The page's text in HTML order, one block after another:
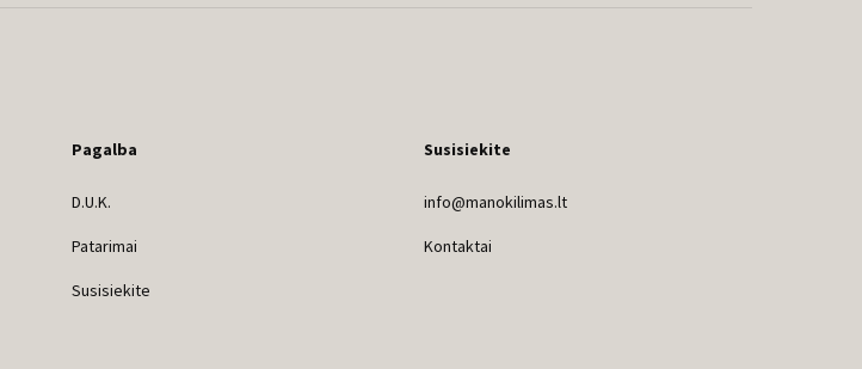
Pagalba
D.U.K.
Patarimai
Susisiekite
Susisiekite
info@manokilimas.lt
Kontaktai